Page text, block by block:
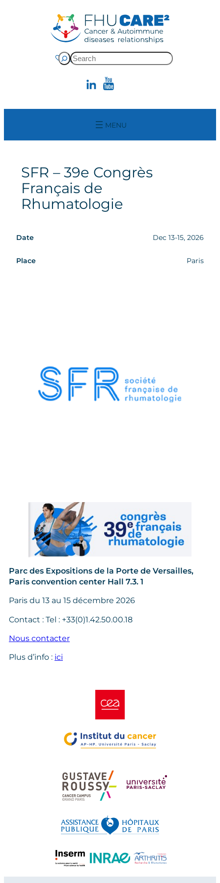
Donate Rechercher
SFR – 39e Congrès
Français de
Rhumatologie
Date Dec 13-15, 2026
Place Paris
Parc des Expositions de la Porte de Versailles,
Paris convention center Hall 7.3. 1
Paris du 13 au 15 décembre 2026
Contact : Tel : +33(0)1.42.50.00.18
Nous contacter
Plus d’info : ici